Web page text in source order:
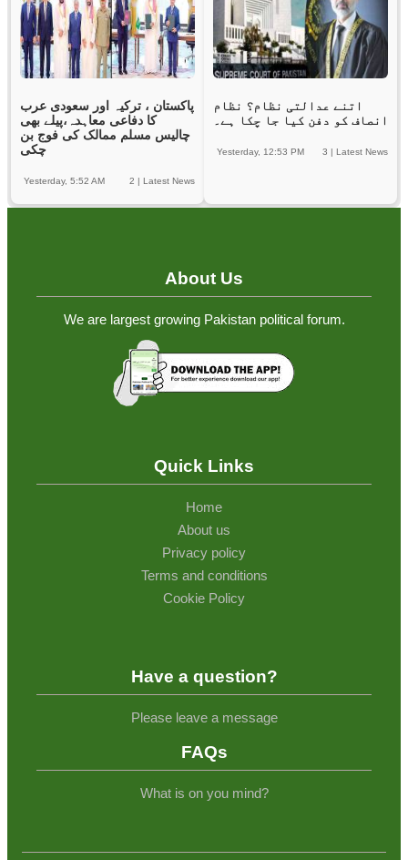
پاکستان ، ترکیہ اور سعودی عرب
کا دفاعی معاہدہ،پیلے بھی
چالیس مسلم ممالک کی فوج بن
چکی
2 | Latest News
Yesterday, 5:52 AM
اتنے عدالتی نظام؟ نظام
انصاف کو دفن کیا جا چکا ہے۔
3 | Latest News
Yesterday, 12:53 PM
About Us
We are largest growing Pakistan political forum.
Quick Links
Home
About us
Privacy policy
Terms and conditions
Cookie Policy
Have a question?
Please leave a message
FAQs
What is on you mind?